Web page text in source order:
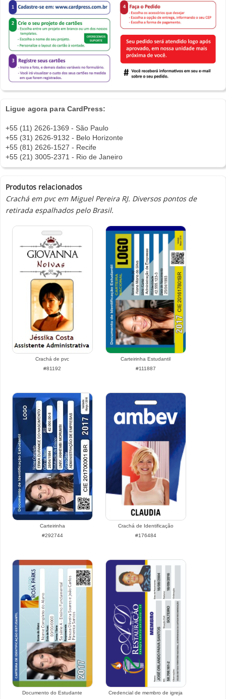
Ligue agora para CardPress:
+55 (11) 2626-1369 - São Paulo
+55 (31) 2626-9132 - Belo Horizonte
+55 (81) 2626-1527 - Recife
+55 (21) 3005-2371 - Rio de Janeiro
Produtos relacionados
Crachá em pvc em Miguel Pereira RJ. Diversos pontos de
retirada espalhados pelo Brasil.
Crachá de pvc
#81192
Carteirinha Estudantil
#111887
Carteirinha
#292744
Crachá de Identificação
#176484
Documento do Estudante
Credencial de membro de igreja